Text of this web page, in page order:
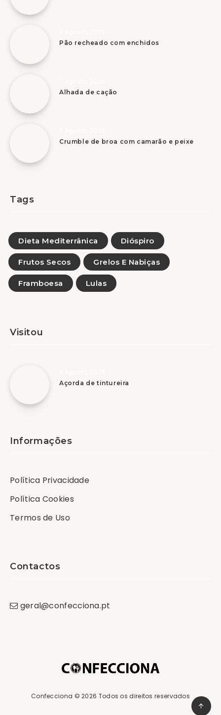
Pão recheado com enchidos
Alhada de cação
Crumble de broa com camarão e peixe
Tags
Dieta Mediterrânica Dióspiro
Frutos Secos Grelos E Nabiças
Framboesa Lulas
Visitou
Açorda de tintureira
Informações
Política Privacidade
Política Cookies
Termos de Uso
Contactos
geral@confecciona.pt
Confecciona © 2026 Todos os direitos reservados